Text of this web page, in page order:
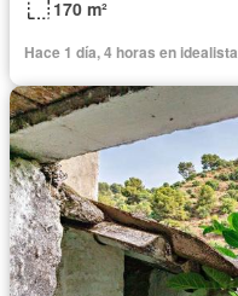
170 m²
Hace 1 día, 4 horas en idealista